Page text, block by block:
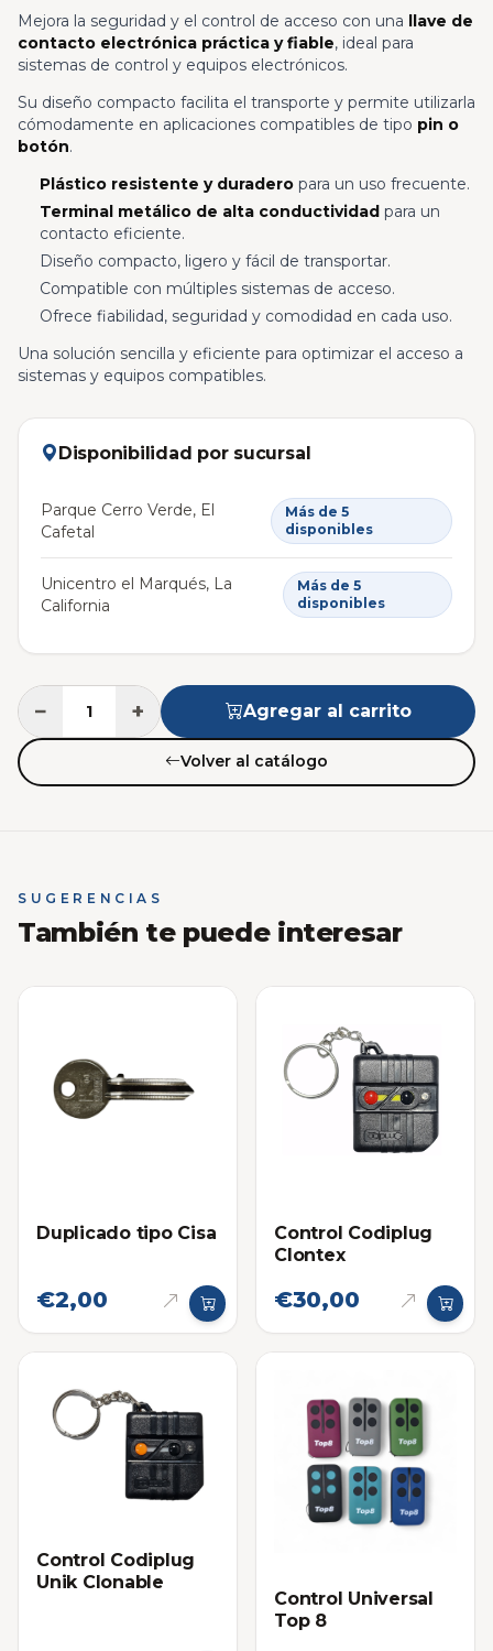
Mejora la seguridad y el control de acceso con una llave de
contacto electrónica práctica y fiable, ideal para
sistemas de control y equipos electrónicos.
Su diseño compacto facilita el transporte y permite utilizarla
cómodamente en aplicaciones compatibles de tipo pin o
botón.
Plástico resistente y duraderopara un uso frecuente.
Terminal metálico de alta conductividadpara un
contacto eficiente.
Diseño compacto, ligero y fácil de transportar.
Compatible con múltiples sistemas de acceso.
Ofrece fiabilidad, seguridad y comodidad en cada uso.
Una solución sencilla y eficiente para optimizar el acceso a
sistemas y equipos compatibles.
Disponibilidad por sucursal
Parque Cerro Verde, El
Cafetal
Más de 5
disponibles
Unicentro el Marqués, La
California
Más de 5
disponibles
− + Agregar al carrito
Volver al catálogo
SUGERENCIAS
También te puede interesar
Duplicado tipo Cisa
€2,00
Control Codiplug
Clontex
€30,00
Control Codiplug
Unik Clonable
Control Universal
Top 8